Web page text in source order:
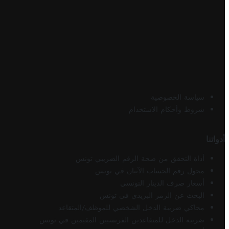
سياسة الخصوصية
شروط وأحكام الاستخدام
أدواتنا
أداة التحقق من صحة الرقم الضريبي تونس
محول رقم الحساب الآيبان في تونس
أسعار صرف الدينار التونسي
البحث عن الرمز البريدي في تونس
محاكي ضريبة الدخل الشخصي للموظف/المتقاعد
ضريبة الدخل للمتقاعدين الفرنسيين المقيمين في تونس